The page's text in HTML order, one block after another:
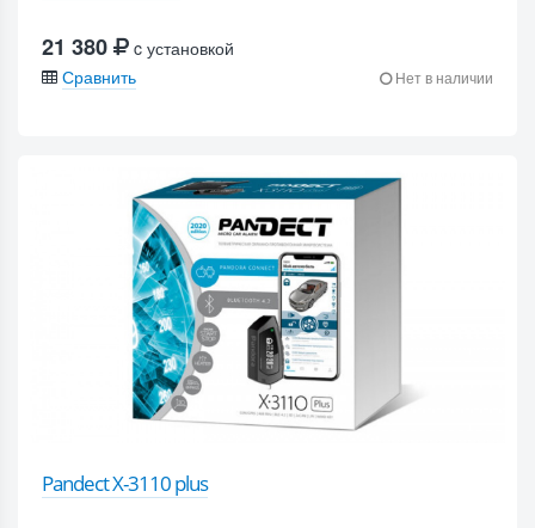
21 380
c установкой
Сравнить
Нет в наличии
Pandect X-3110 plus